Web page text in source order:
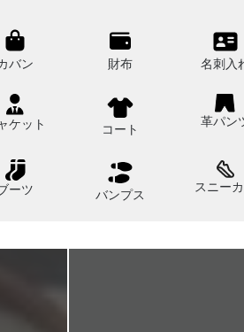
バン 財布 名刺入
ケット コート
革パン
ーツ バンプス
スニー